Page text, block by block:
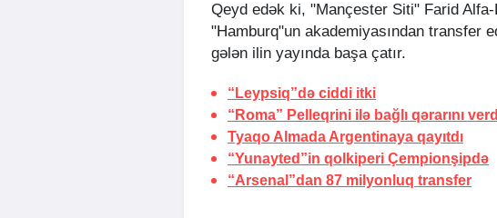
Qeyd edək ki, "Mançester Siti" Farid
"Hamburq"un akademiyasından transfer
gələn ilin yayında başa çatır.
“Leypsiq”də ciddi itki
“Roma” Pelleqrini ilə bağlı qərarını
Tyaqo Almada Argentinaya qayıtdı
“Yunayted”in qolkiperi Çempionşipdə
“Arsenal”dan 87 milyonluq transfer